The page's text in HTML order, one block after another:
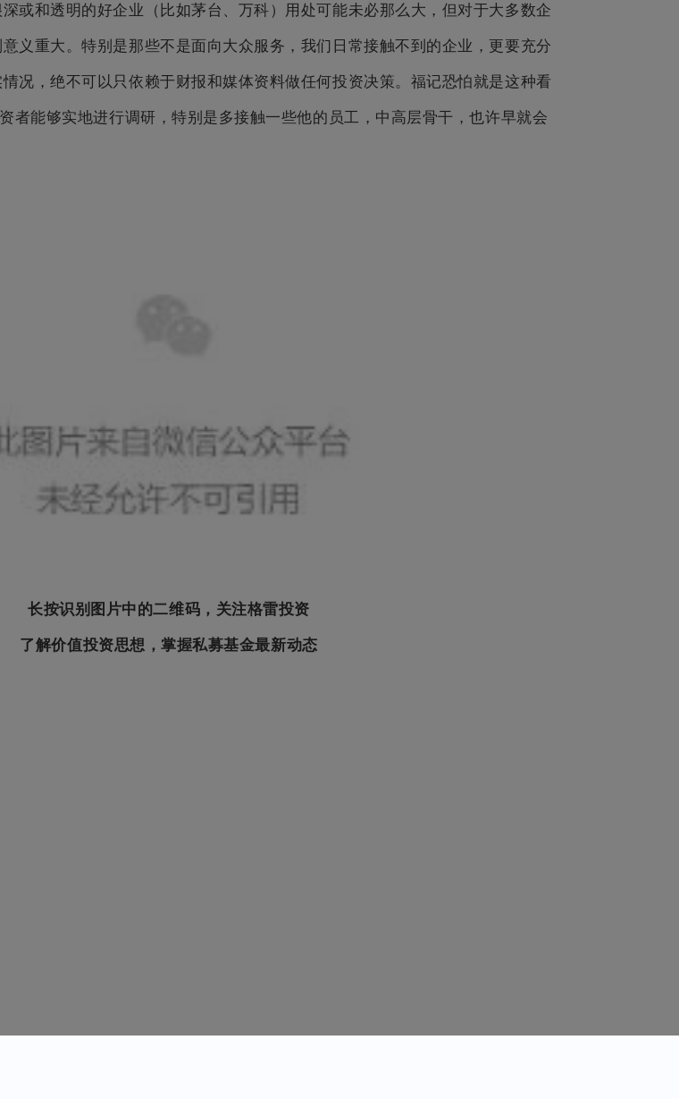
或和透明的好企业（比如茅台、万科）用处可能未必那么大，但对于大多数企
义重大。特别是那些不是面向大众服务，我们日常接触不到的企业，更要充分
况，绝不可以只依赖于财报和媒体资料做任何投资决策。福记恐怕就是这种看
者能够实地进行调研，特别是多接触一些他的员工，中高层骨干，也许早就会
长按识别图片中的二维码，关注格雷投资
了解价值投资思想，掌握私募基金最新动态